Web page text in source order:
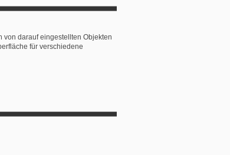
von darauf eingestellten Objekten
für verschiedene